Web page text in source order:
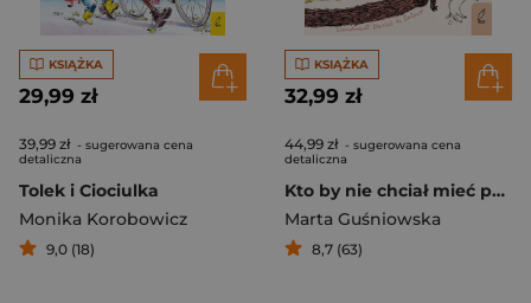
KSIĄŻKA
29,99 zł
39,99 zł - sugerowana cena
detaliczna
Tolek i Ciociulka
Monika Korobowicz
9,0 (18)
KSIĄŻKA
32,99 zł
44,99 zł - sugerowana cena
detaliczna
Kto by nie chciał mieć psa?
Marta Guśniowska
8,7 (63)